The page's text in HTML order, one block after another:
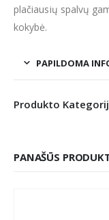
plačiausių spalvų
kokybė.
PAPILDOMA
Produkto
PANAŠŪS